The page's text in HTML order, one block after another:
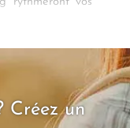
de Bangkok !
Koh Lanta.
Créez un